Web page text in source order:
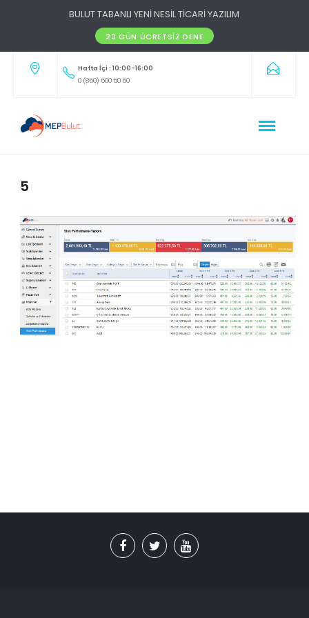
BULUT TABANLI YENİ NESİL TİCARİ YAZILIM
20 GÜN ÜCRETSIZ DENE
Hafta İçi : 10:00-16:00
0 (850) 500 50 50
5